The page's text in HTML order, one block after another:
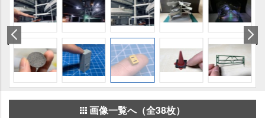
画像一覧へ（全38枚）